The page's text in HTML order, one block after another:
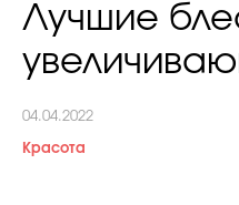
Лучшие
04.04.2022
Красота